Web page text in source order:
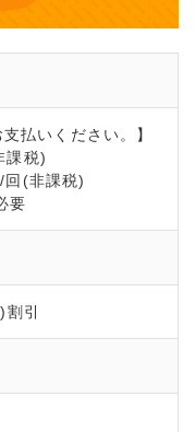
払いください。】
課税)
回(非課税)
要
引